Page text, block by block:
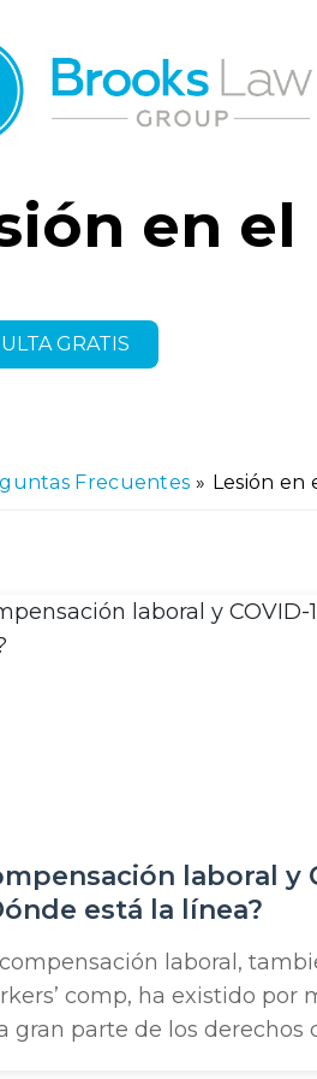
en
GRATIS
Frecuentes » Lesión en
laboral y
está la línea?
laboral,
comp, ha existido por
gran parte de los derechos